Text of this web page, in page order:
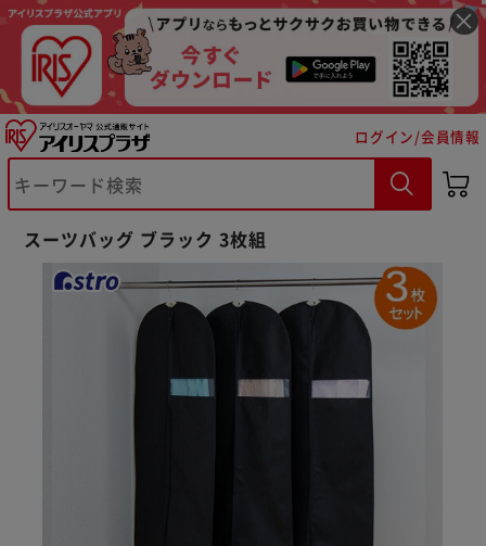
ログイン/会員情報
スーツバッグ ブラック 3枚組
※ご確認ください